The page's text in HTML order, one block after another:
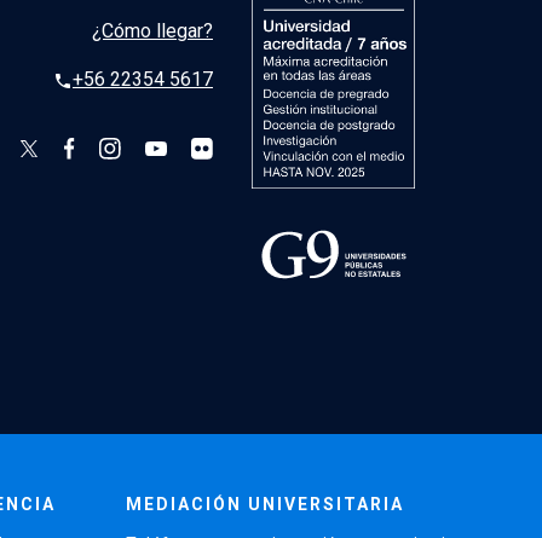
¿Cómo llegar?
phone+56 22354 5617
MEDIACIÓN UNIVERSITARIA